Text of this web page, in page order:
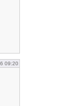
09:20